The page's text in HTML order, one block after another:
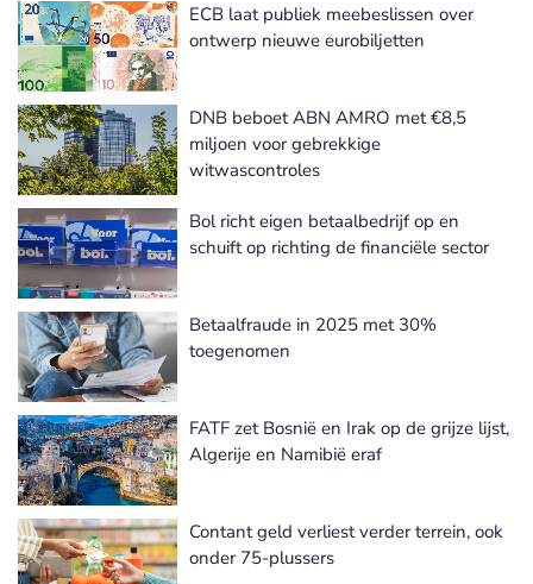
ECB laat publiek meebeslissen over
ontwerp nieuwe eurobiljetten
DNB beboet ABN AMRO met €8,5
miljoen voor gebrekkige
witwascontroles
Bol richt eigen betaalbedrijf op en
schuift op richting de financiële sector
Betaalfraude in 2025 met 30%
toegenomen
FATF zet Bosnië en Irak op de grijze lijst,
Algerije en Namibië eraf
Contant geld verliest verder terrein, ook
onder 75-plussers